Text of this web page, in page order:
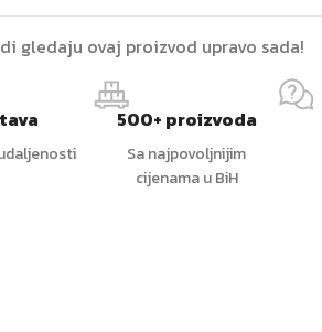
gledaju ovaj proizvod upravo sada!
500+ proizvoda
Sa najpovoljnijim
cijenama u BiH